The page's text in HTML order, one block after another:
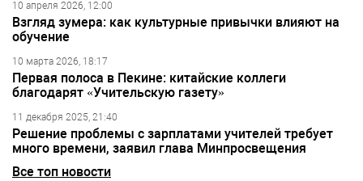
10 апреля 2026, 12:00
Взгляд зумера: как культурные привычки влияют на
обучение
10 марта 2026, 18:17
Первая полоса в Пекине: китайские коллеги
благодарят «Учительскую газету»
11 декабря 2025, 21:40
Решение проблемы с зарплатами учителей требует
много времени, заявил глава Минпросвещения
Все топ новости